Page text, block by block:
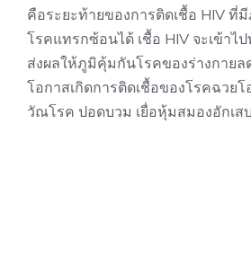
คือระยะท้ายของการติดเชื้อ HIV
โรคแทรกซ้อนได้ เชื้อ HIV จะเข้าไ
ส่งผลให้ภูมิคุ้มกันโรคของร่างกายล
โอกาสเกิดการติดเชื้อของโรคฉวยโ
วัณโรค ปอดบวม เยื่อหุ้มสมองอักเส